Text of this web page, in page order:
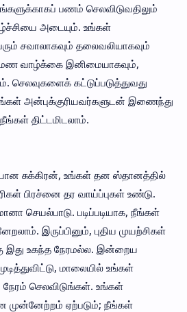
பணம் செலவிடுவதிலும்
அடையும். உங்கள்
சவாலாகவும் தலைவலியாகவும்
வாழ்க்கை இனிமையாகவும்,
செலவுகளைக் கட்டுப்படுத்துவது
அன்புக்குரியவர்களுடன் இணைந்து
திட்டமிடலாம்.
சுக்கிரன், உங்கள் தன ஸ்தானத்தில்
பிரச்னை தர வாய்ப்புகள் உண்டு.
செயல்பாடு. படிப்படியாக, நீங்கள்
இருப்பினும், புதிய முயற்சிகள்
இது உகந்த நேரமல்ல. இன்றைய
மாலையில் உங்கள்
நேரம் செலவிடுங்கள். உங்கள்
முன்னேற்றம் ஏற்படும்; நீங்கள்